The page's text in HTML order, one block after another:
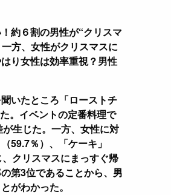
約６割の男性が“クリスマ
方、女性がクリスマスに
り女性は効率重視？男性
いたところ「ローストチ
。イベントの定番料理で
生じた。一方、女性に対
59.7％）、「ケーキ」
クリスマスにまっすぐ帰
第3位であることから、男
がわかった。